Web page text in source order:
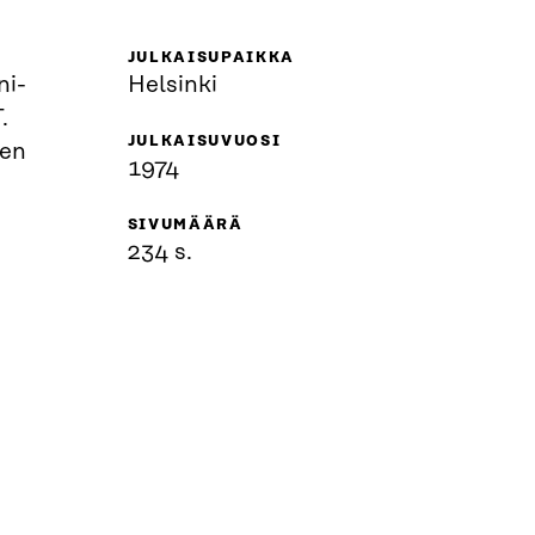
JULKAISUPAIKKA
Helsinki
JULKAISUVUOSI
1974
SIVUMÄÄRÄ
234 s.